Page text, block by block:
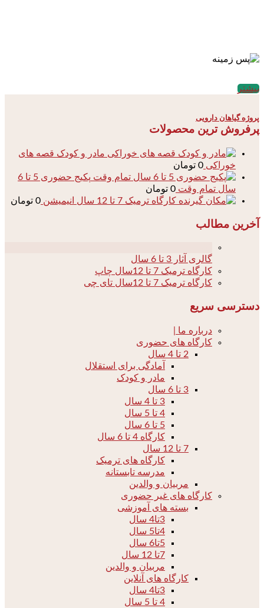
پروژه گیاهان دارویی
بیشتر
پرفروش ترین محصولات
مادر و کودک قصه های
خوراکی 0 تومان
پکیج حضوری 5 تا 6
سال تمام وقت 0 تومان
کارگاه ترمیک 7 تا 12 سال انیمیشن
0 تومان
آخرین مطالب
گالری آثار 3 تا 6 سال
کارگاه ترمیک 7 تا 12سال چاپ
کارگاه ترمیک 7 تا 12سال تای چی
دسترسی سریع
درباره ما |
کارگاه های حضوری
2 تا 4 سال
آمادگی برای استقلال
مادر و کودک
3 تا 6 سال
3 تا 4 سال
4 تا 5 سال
5 تا 6 سال
کارگاه 4 تا 6 سال
7 تا 12 سال
کارگاه های ترمیک
مدرسه تابستانه
مربیان و والدین
کارگاه های غیر حضوری
بسته های آموزشی
3تا4 سال
4تا5 سال
5تا6 سال
7تا 12 سال
مربیان و والدین
کارگاه های آنلاین
3تا4 سال
4 تا 5 سال